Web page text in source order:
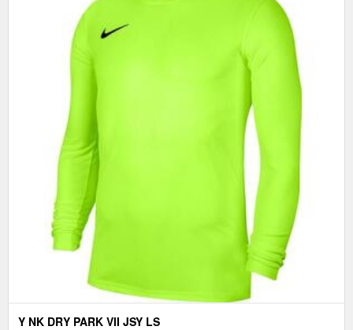
Y NK DRY PARK VII JSY LS